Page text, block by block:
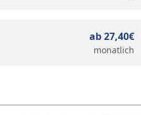
ab 27,40€
monatlich